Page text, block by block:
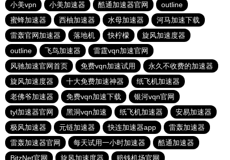
小美vpn
小美加速器 酷通加速器官网
outline
蜜蜂加速器
西柚加速器 水母加速器
河马加速下载
雷轰官网加速器
落地机 快柠檬
旋风加速度器
outline
飞鸟加速器
雷霆vqn加速官网
风驰加速官网首页
免费vqn加速试用
永久不收费的加速器
旋风加速度器
十大免费加速神器
纸飞机加速器
老佛爷加速器
免费vqn加速下载
银河vqn官网
tyl加速器官网
黑洞vqn加速 纸飞机加速器
安易加速器
极风加速器
元链加速器 快连加速器app
雷轰加速器
雷轰加速器官网
每天试用一小时加速器
酷通加速器
BitzNet官网
旋风加速度器 赔钱机场官网